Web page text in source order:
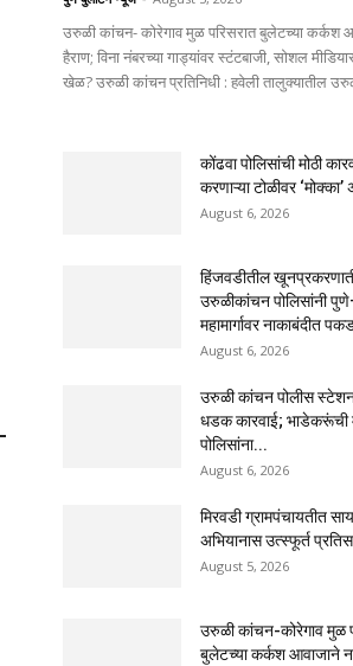
उरुळी कांचन- कोरेगाव मुळ परिसरात बुलेटच्या कर्कश
हैराण; विना नंबरच्या गाड्यांवर स्टंटबाजी, सोशल
खेळ? उरुळी कांचन प्रतिनिधी : हवेली तालुक्यातील
कोंढवा पोलिसांची मोठी
करणाऱ्या टोळीवर ‘मोक्का’
August 6, 2026
हिंजवडीतील
उरुळीकांचन पोलिसांनी
महामार्गावर नाकाबंदीत
August 6, 2026
उरुळी कांचन पोलीस स्टेशन
धडक कारवाई; भाडेकरूंची
पोलिसांना...
August 6, 2026
मिरवडी ग्रामपंचायतीत
अभियानास उत्स्फूर्त
August 5, 2026
उरुळी कांचन-कोरेगाव मुळ
बुलेटच्या कर्कश आवाजाने